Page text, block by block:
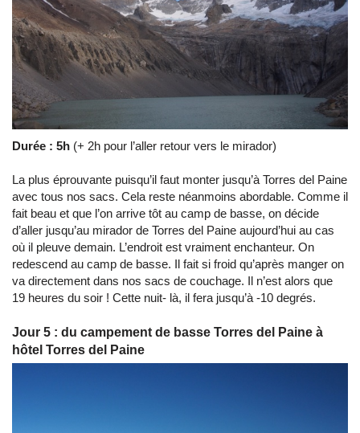
Durée : 5h (+ 2h pour l’aller retour vers le mirador)
La plus éprouvante puisqu’il faut monter jusqu’à Torres del Paine
avec tous nos sacs. Cela reste néanmoins abordable. Comme il
fait beau et que l’on arrive tôt au camp de basse, on décide
d’aller jusqu’au mirador de Torres del Paine aujourd’hui au cas
où il pleuve demain. L’endroit est vraiment enchanteur. On
redescend au camp de basse. Il fait si froid qu’après manger on
va directement dans nos sacs de couchage. Il n’est alors que
19 heures du soir ! Cette nuit- là, il fera jusqu’à -10 degrés.
Jour 5 : du campement de basse Torres del Paine à
hôtel Torres del Paine